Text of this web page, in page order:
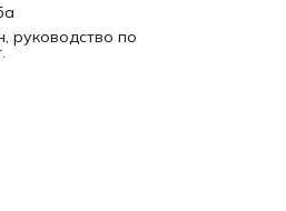
руководство по